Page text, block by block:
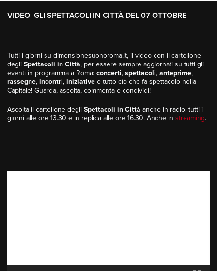
VIDEO: GLI SPETTACOLI IN CITTÀ DEL 07 OTTOBRE
Tutti i giorni su dimensionesuonoroma.it, il video con il cartellone
degli Spettacoli in Città, per essere sempre aggiornati su tutti gli
eventi in programma a Roma: concerti, spettacoli, anteprime,
rassegne, incontri, iniziative e tutto ciò che fa spettacolo nella
Capitale! Guarda, ascolta, commenta e condividi!
Ascolta il cartellone degli Spettacoli in Città anche in radio, tutti i
giorni alle ore 13.30 e in replica alle ore 16.30. Anche in streaming.